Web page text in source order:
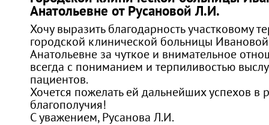
Анатольевне от Русановой Л.И.
Хочу выразить благодарность участковому
городской клинической больницы
Анатольевне за чуткое и внимательное
всегда с пониманием и терпиливостью
пациентов.
Хочется пожелать ей дальнейших успехов в
благополучия!
С уважением, Русанова Л.И.